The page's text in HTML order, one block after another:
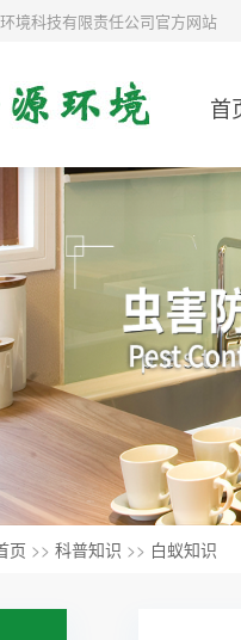
境科技有限责任公司官方网站
首
页 >> 科普知识 >> 白蚁知识